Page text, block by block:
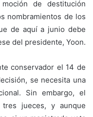
de destitución
nombramientos de los
de aquí a junio debe
del presidente, Yoon.
conservador el 14 de
se necesita una
Sin embargo, el
jueces, y aunque